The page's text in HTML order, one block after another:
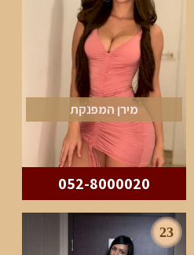
מירן המפנקת
052-8000020
23